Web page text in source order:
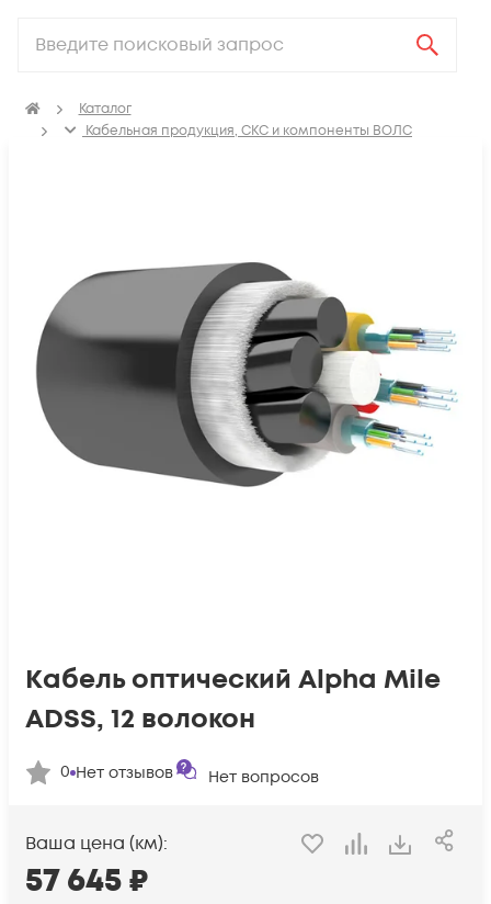
Каталог
Кабельная продукция, СКС и компоненты ВОЛС
Кабель оптический Alpha Mile
ADSS, 12 волокон
0 Нет отзывов Нет вопросов
Ваша цена (км):
57 645₽